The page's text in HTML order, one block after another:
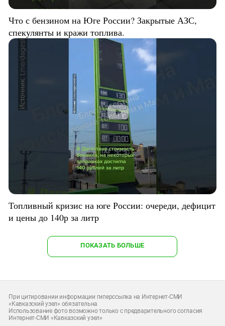
Что с бензином на Юге России? Закрытые АЗС,
спекулянты и кражи топлива.
Топливный кризис на юге России: очереди, дефицит
и цены до 140р за литр
ПОКАЗАТЬ БОЛЬШЕ
При цитировании информации гиперссылка на Интернет-СМИ
«Кавказский узел» обязательна
Использование фото возможно только с предварительного согласия
Интернет-СМИ «Кавказский узел»